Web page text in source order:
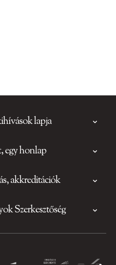
lapja
egy honlap
akkreditációk
Szerkesztőség